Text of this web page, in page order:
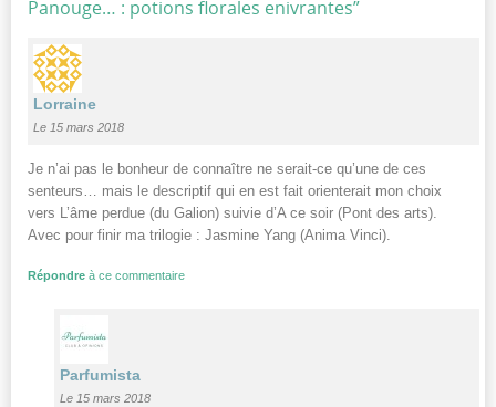
Panouge… : potions florales enivrantes”
Lorraine
Le 15 mars 2018
Je n’ai pas le bonheur de connaître ne serait-ce qu’une de ces
senteurs… mais le descriptif qui en est fait orienterait mon choix
vers L’âme perdue (du Galion) suivie d’A ce soir (Pont des arts).
Avec pour finir ma trilogie : Jasmine Yang (Anima Vinci).
Répondre à ce commentaire
Parfumista
Le 15 mars 2018